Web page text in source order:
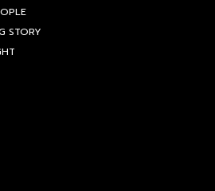
STORY